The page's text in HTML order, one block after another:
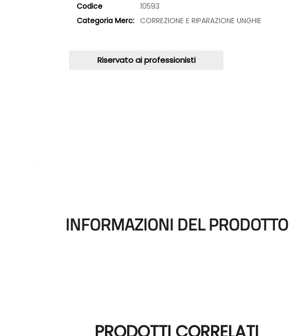
Codice
10593
Categoria Merc: CORREZIONE E RIPARAZIONE UNGHIE
Riservato ai professionisti
INFORMAZIONI DEL PRODOTTO